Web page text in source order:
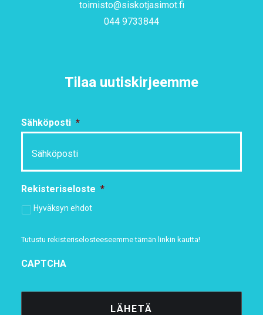
toimisto@siskotjasimot.fi
044 9733844
Tilaa uutiskirjeemme
Sähköposti *
Rekisteriseloste *
Hyväksyn ehdot
Tutustu rekisteriselosteeseemmetämän linkin kautta!
CAPTCHA